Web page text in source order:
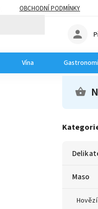
OBCHODNÍ PODMÍNKY
Vína
Maso